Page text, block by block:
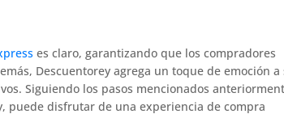
es claro, garantizando que los compradores
Descuentorey agrega un toque de emoción a
Siguiendo los pasos mencionados
puede disfrutar de una experiencia de compra